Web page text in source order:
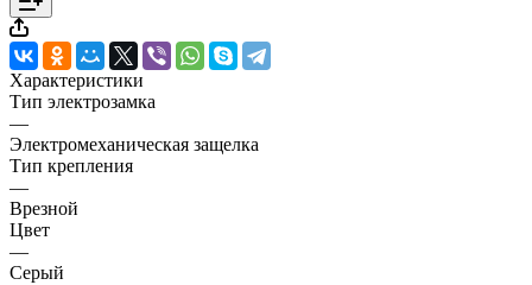
Характеристики
Тип электрозамка
—
Электромеханическая защелка
Тип крепления
—
Врезной
Цвет
—
Серый